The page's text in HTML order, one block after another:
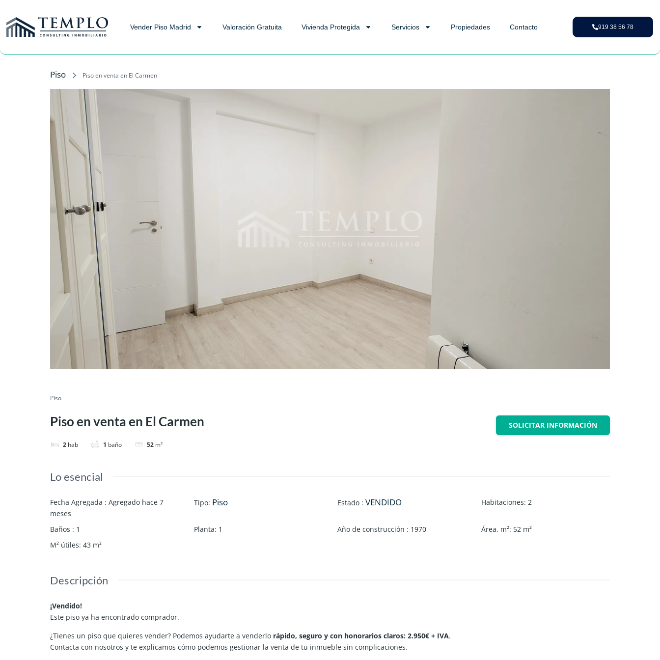
Vender Piso Madrid Valoración Gratuita Vivienda Protegida Servicios Propiedades Contacto 919 38 56 78
Piso Piso en venta en El Carmen
Piso
Piso en venta en El Carmen
2 hab 1 baño 52 m²
SOLICITAR INFORMACIÓN
Lo esencial
Fecha Agregada : Agregado hace 7
meses
Tipo: Piso Estado : VENDIDO Habitaciones: 2
Baños : 1 Planta: 1 Año de construcción : 1970 Área, m²: 52 m²
M² útiles: 43 m²
Descripción
¡Vendido!
Este piso ya ha encontrado comprador.
¿Tienes un piso que quieres vender? Podemos ayudarte a venderlo rápido, seguro y con honorarios claros: 2.950€ + IVA.
Contacta con nosotros y te explicamos cómo podemos gestionar la venta de tu inmueble sin complicaciones.